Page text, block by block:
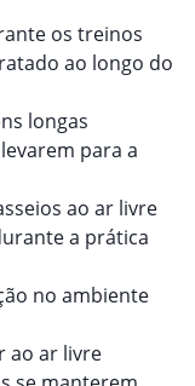
os treinos
ao longo do
longas
para a
ao ar livre
a prática
no ambiente
ao ar livre